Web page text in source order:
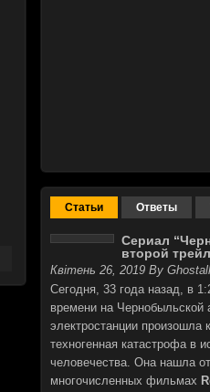
Статьи Ответы
Сериал
второй
Квітень 26, 2019 By
Сегодня, 33 года назад, в
времени на Чернобыльской
электростанции произошла
техногенная катастрофа в
человечества. Она нашла
многочисленных фильмах